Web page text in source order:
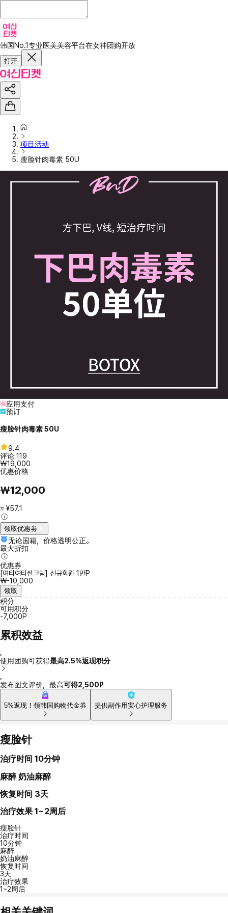
韩国No.1专业医美美容平台在女神团购开放
打开
项目活动
瘦脸针肉毒素 50U
应用支付
预订
瘦脸针肉毒素 50U
9.4
评论 119
₩19,000
优惠价格
₩12,000
≈ ¥57.1
领取优惠劵
无论国籍，价格透明公正。
最大折扣
优惠券
[여티여티썬크림] 신규회원 1만P
₩-10,000
领取
积分
可用积分
-7,000P
累积效益
使用团购可获得最高2.5%返现积分
发布图文评价，最高可得2,500P
5%返现！领韩国购物代金券 提供副作用安心护理服务
瘦脸针
治疗时间 10分钟
麻醉 奶油麻醉
恢复时间 3天
治疗效果 1~2周后
瘦脸针
治疗时间
10分钟
麻醉
奶油麻醉
恢复时间
3天
治疗效果
1~2周后